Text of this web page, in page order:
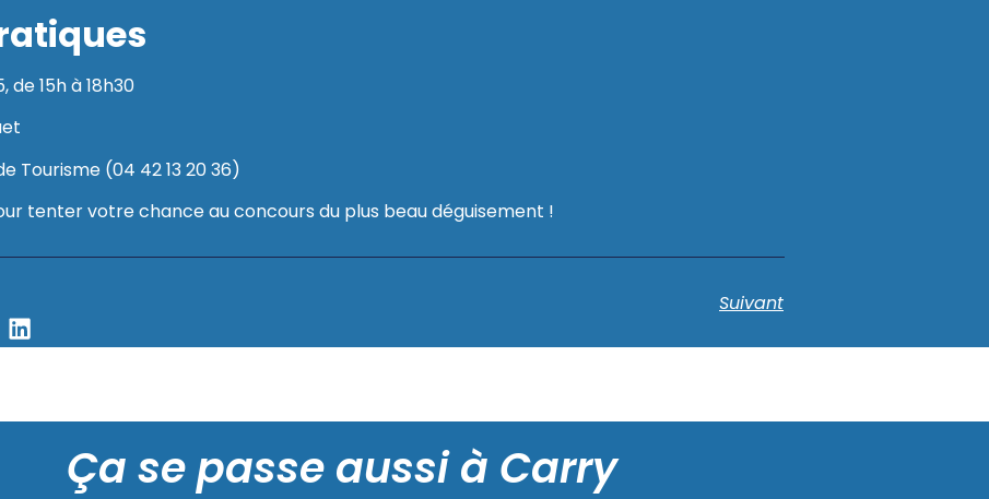
de 15h à 18h30
Tourisme (04 42 13 20 36)
tenter votre chance au concours du plus beau déguisement !
Suivant
Ça se passe aussi à Carry